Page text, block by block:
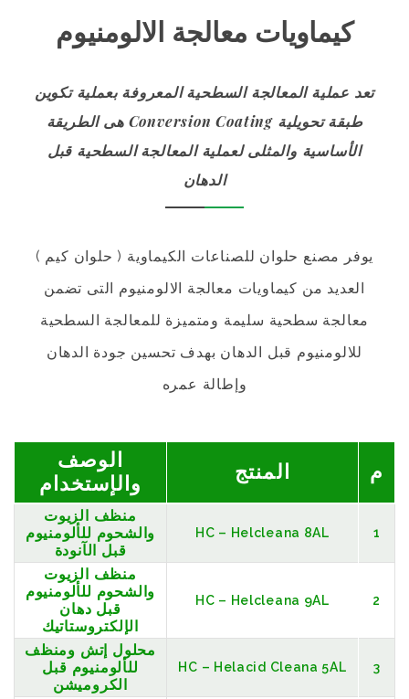
كيماويات معالجة الالومنيوم
تعد عملية المعالجة السطحية المعروفة بعملية تكوين
طبقة تحويلية Conversion Coating هى الطريقة
الأساسية والمثلى لعملية المعالجة السطحية قبل
الدهان
يوفر مصنع حلوان للصناعات الكيماوية ( حلوان كيم )
العديد من كيماويات معالجة الالومنيوم التى تضمن
معالجة سطحية سليمة ومتميزة للمعالجة السطحية
للالومنيوم قبل الدهان بهدف تحسين جودة الدهان
وإطالة عمره
م المنتج
الوصف
والإستخدام
1
HC – Helcleana 8AL
منظف الزيوت
والشحوم للألومنيوم
قبل الآنودة
2
HC – Helcleana 9AL
منظف الزيوت
والشحوم للألومنيوم
قبل دهان
الإلكتروستاتيك
3
HC – Helacid Cleana 5AL
محلول إتش ومنظف
للألومنيوم قبل
الكروميشن